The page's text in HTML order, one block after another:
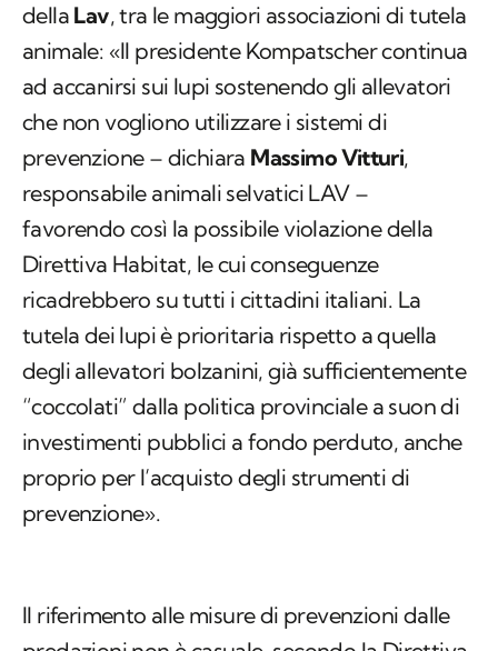
della Lav, tra le maggiori associazioni di tutela
animale: «Il presidente Kompatscher continua
ad accanirsi sui lupi sostenendo gli allevatori
che non vogliono utilizzare i sistemi di
prevenzione – dichiara Massimo Vitturi,
responsabile animali selvatici LAV –
favorendo così la possibile violazione della
Direttiva Habitat, le cui conseguenze
ricadrebbero su tutti i cittadini italiani. La
tutela dei lupi è prioritaria rispetto a quella
degli allevatori bolzanini, già sufficientemente
“coccolati” dalla politica provinciale a suon di
investimenti pubblici a fondo perduto, anche
proprio per l’acquisto degli strumenti di
prevenzione».
Il riferimento alle misure di prevenzioni dalle